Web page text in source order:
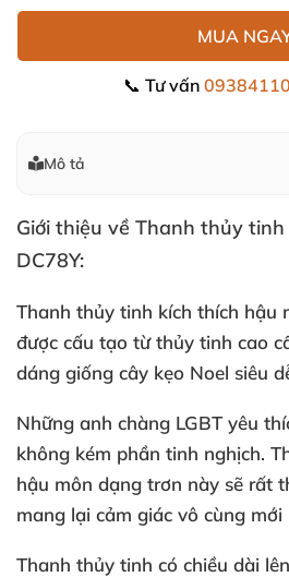
MUA
📞 Tư vấn
Mô tả
Giới thiệu về Thanh thủy
DC78Y:
Thanh thủy tinh kích thích hậu
được cấu tạo từ thủy tinh cao
dáng giống cây kẹo Noel siêu
Những anh chàng LGBT yêu
không kém phần tinh nghịch.
hậu môn dạng trơn này sẽ rất
mang lại cảm giác vô cùng
Thanh thủy tinh có chiều dài